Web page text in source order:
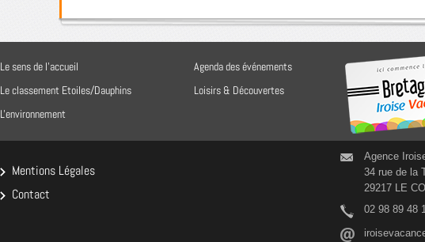
Le sens de l'accueil
Le classement Etoiles/Dauphins
L'environnement
Agenda des événements
Loisirs & Découvertes
Mentions Légales
Contact
Agence
34 rue de la
29217 LE
02 98 89 48